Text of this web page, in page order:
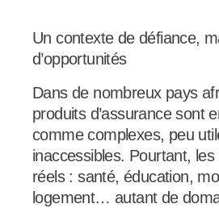
Un contexte de défiance,
d’opportunités
Dans de nombreux pays
produits d’assurance sont
comme complexes, peu
inaccessibles. Pourtant,
réels : santé, éducation,
logement… autant de